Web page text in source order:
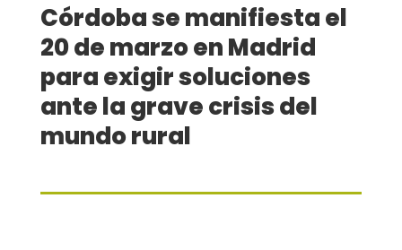
Córdoba se manifiesta el
20 de marzo en Madrid
para exigir soluciones
ante la grave crisis del
mundo rural